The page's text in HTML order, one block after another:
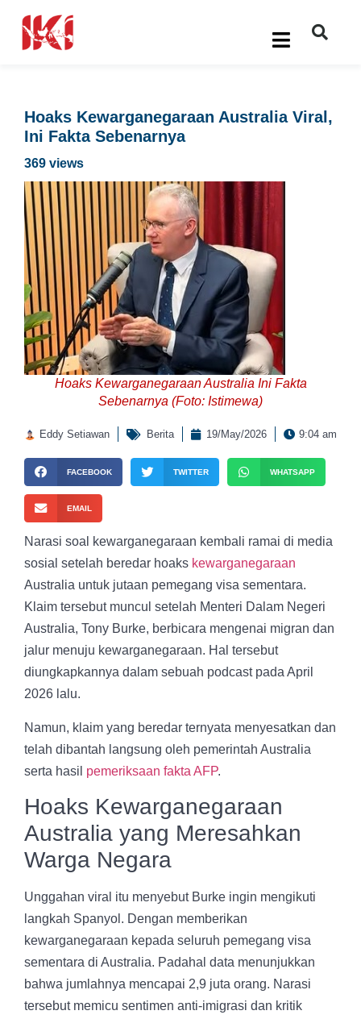
Hoaks Kewarganegaraan Australia Viral,
Ini Fakta Sebenarnya
369 views
Hoaks Kewarganegaraan Australia Ini Fakta
Sebenarnya (Foto: Istimewa)
Eddy Setiawan Berita 19/May/2026 9:04 am
FACEBOOK TWITTER WHATSAPP
EMAIL
Narasi soal kewarganegaraan kembali ramai di media
sosial setelah beredar hoaks kewarganegaraan
Australia untuk jutaan pemegang visa sementara.
Klaim tersebut muncul setelah Menteri Dalam Negeri
Australia, Tony Burke, berbicara mengenai migran dan
jalur menuju kewarganegaraan. Hal tersebut
diungkapkannya dalam sebuah podcast pada April
2026 lalu.
Namun, klaim yang beredar ternyata menyesatkan dan
telah dibantah langsung oleh pemerintah Australia
serta hasil pemeriksaan fakta AFP.
Hoaks Kewarganegaraan
Australia yang Meresahkan
Warga Negara
Unggahan viral itu menyebut Burke ingin mengikuti
langkah Spanyol. Dengan memberikan
kewarganegaraan kepada seluruh pemegang visa
sementara di Australia. Padahal data menunjukkan
bahwa jumlahnya mencapai 2,9 juta orang. Narasi
tersebut memicu sentimen anti-imigrasi dan kritik